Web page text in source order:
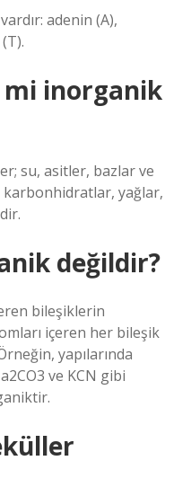
adenin (A),
inorganik
su, asitler, bazlar ve
yağlar,
değildir?
bileşiklerin
içeren her bileşik
yapılarında
ve KCN gibi